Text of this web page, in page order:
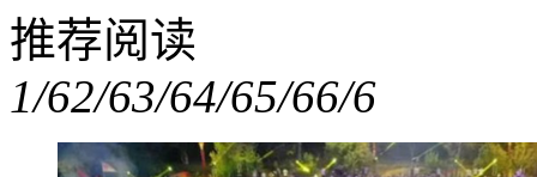
推荐阅读
1/62/63/64/65/66/6